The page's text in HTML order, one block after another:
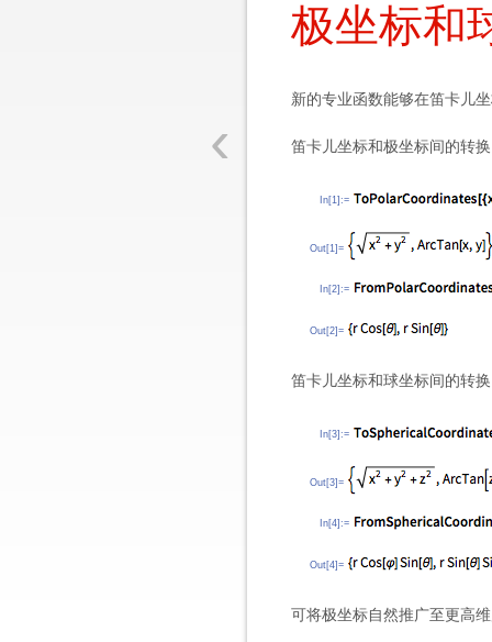
‹
极坐标和
新的专业函数能够在笛卡儿
笛卡儿坐标和极坐标间的转
In[1]:=
Out[1]=
In[2]:=
Out[2]=
笛卡儿坐标和球坐标间的转
In[3]:=
Out[3]=
In[4]:=
Out[4]=
可将极坐标自然推广至更高